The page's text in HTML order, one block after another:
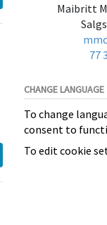
Maibritt
77
CHANGE LANGUAGE
To change
consent to
To edit cookie